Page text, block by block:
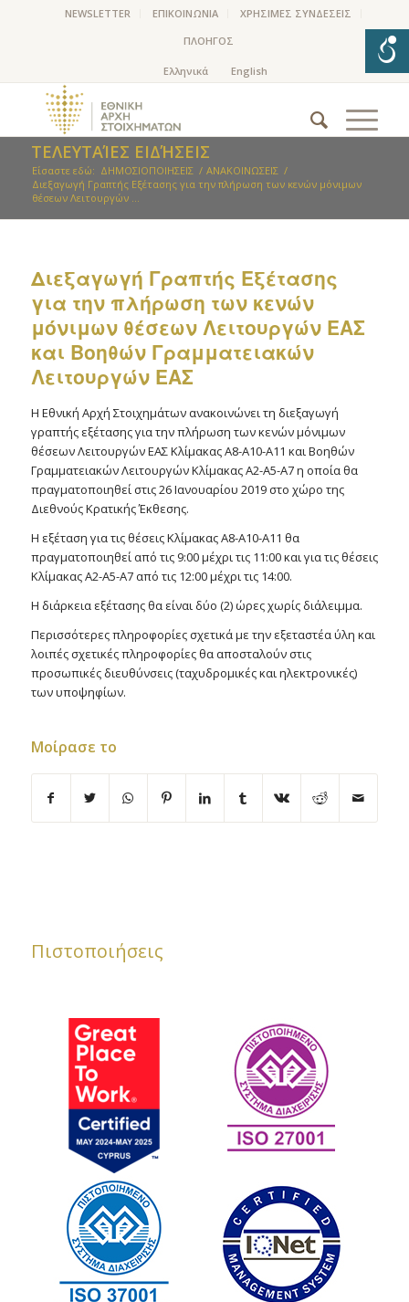
NEWSLETTER ΕΠΙΚΟΙΝΩΝΙΑ
ΧΡΗΣΙΜΕΣ ΣΥΝΔΕΣΕΙΣ
ΠΛΟΗΓΟΣ
ΤΕΛΕΥΤΑΊΕΣ ΕΙΔΉΣΕΙΣ
Είσαστε εδώ: ΔΗΜΟΣΙΟΠΟΙΗΣΕΙΣ / ΑΝΑΚΟΙΝΩΣΕΙΣ /
Διεξαγωγή Γραπτής Εξέτασης για την πλήρωση των κενών μόνιμων
θέσεων Λειτουργών ...
Διεξαγωγή Γραπτής Εξέτασης
για την πλήρωση των κενών
μόνιμων θέσεων Λειτουργών ΕΑΣ
και Βοηθών Γραμματειακών
Λειτουργών ΕΑΣ
Η Εθνική Αρχή Στοιχημάτων ανακοινώνει τη διεξαγωγή
γραπτής εξέτασης για την πλήρωση των κενών μόνιμων
θέσεων Λειτουργών ΕΑΣ Κλίμακας Α8-A10-A11 και Βοηθών
Γραμματειακών Λειτουργών Κλίμακας Α2-A5-A7 η οποία θα
πραγματοποιηθεί στις 26 Ιανουαρίου 2019 στο χώρο της
Διεθνούς Κρατικής Έκθεσης.
Η εξέταση για τις θέσεις Κλίμακας Α8-Α10-Α11 θα
πραγματοποιηθεί από τις 9:00 μέχρι τις 11:00 και για τις θέσεις
Κλίμακας Α2-Α5-Α7 από τις 12:00 μέχρι τις 14:00.
Η διάρκεια εξέτασης θα είναι δύο (2) ώρες χωρίς διάλειμμα.
Περισσότερες πληροφορίες σχετικά με την εξεταστέα ύλη και
λοιπές σχετικές πληροφορίες θα αποσταλούν στις
προσωπικές διευθύνσεις (ταχυδρομικές και ηλεκτρονικές)
των υποψηφίων.
Μοίρασε το
Πιστοποιήσεις